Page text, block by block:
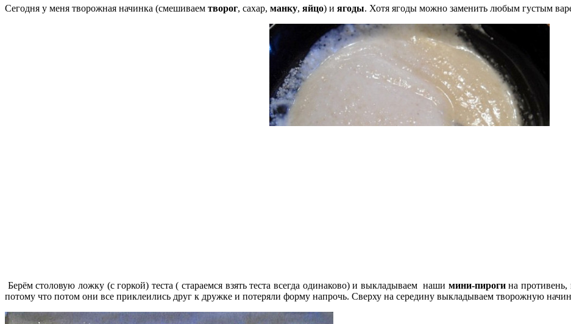
Сегодня у меня творожная начинка (смешиваем творог, сахар, манку, яйцо) и ягоды. Хотя ягоды можно заменить любым густым
Берём столовую ложку (с горкой) теста ( стараемся взять теста всегда одинаково) и выкладываем наши мини-пирогина противень,
потому что потом они все приклеились друг к дружке и потеряли форму напрочь. Сверху на середину выкладываем творожную